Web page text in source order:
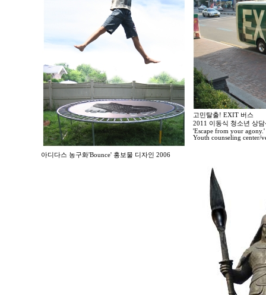
아디다스 농구화'Bounce' 홍보물 디자인 2006
고민탈출! EXIT 버스
2011 이동식 청소년 상
'Escape from your agony.'
Youth counseling center/